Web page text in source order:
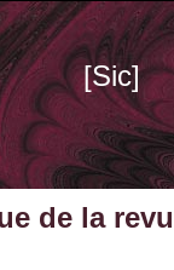
[Sic]
de la